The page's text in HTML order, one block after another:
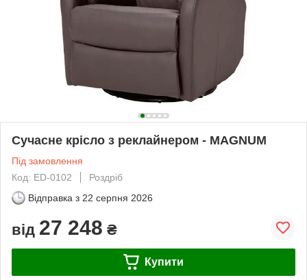
Сучасне крісло з реклайнером - MAGNUM
Під замовлення
Код: ED-0102
Роздріб
Відправка з 22 серпня 2026
від 27 248 ₴
Купити